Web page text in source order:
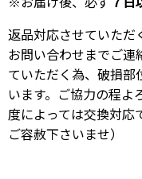
返品対応させていただ
お問い合わせまでご連
ていただく為、破損部
います。ご協力の程よ
度によっては交換対応
ご容赦下さいませ）